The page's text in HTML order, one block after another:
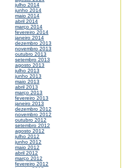
julho 2014
junho 2014
maio 2014
abril 2014
março 2014
fevereiro 2014
janeiro 2014
dezembro 2013
novembro 2013
outubro 2013
setembro 2013
agosto 2013
julho 2013
junho 2013
maio 2013
abril 2013
março 2013
fevereiro 2013
janeiro 2013
dezembro 2012
novembro 2012
outubro 2012
setembro 2012
agosto 2012
julho 2012
junho 2012
maio 2012
abril 2012
março 2012
fevereiro 2012